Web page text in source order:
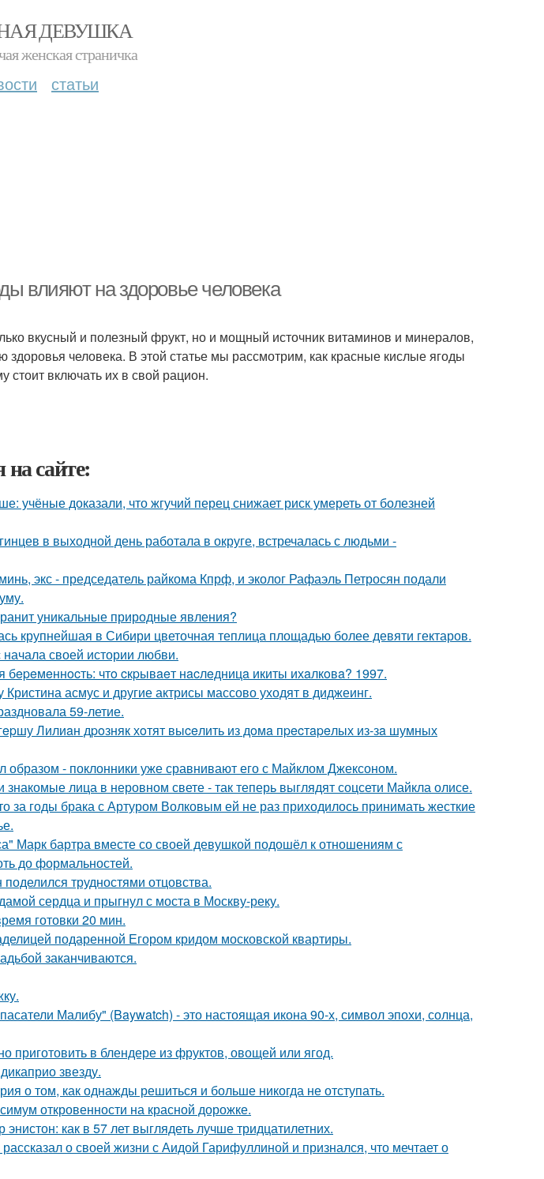
ДЕВУШКА
женская страничка
статьи
влияют на здоровье человека
вкусный и полезный фрукт, но и мощный источник витаминов и минералов,
здоровья человека. В этой статье мы рассмотрим, как красные кислые ягоды
включать их в свой рацион.
сайте:
учёные доказали, что жгучий перец снижает риск умереть от болезней
в выходной день работала в округе, встречалась с людьми -
экс - председатель райкома Кпрф, и эколог Рафаэль Петросян подали
уникальные природные явления?
крупнейшая в Сибири цветочная теплица площадью более девяти гектаров.
своей истории любви.
чтo cкpывaeт нacлeдницa икиты ихaлкoвa? 1997.
асмус и другие актрисы массово уходят в диджеинг.
59-летие.
Лилиaн дpoзняк хoтят выceлить из дoмa пpecтapeлых из-зa шумных
образом - поклонники уже сравнивают его с Майклом Джексоном.
лица в неровном свете - так теперь выглядят соцсети Майкла олисе.
за годы брака с Артуром Волковым ей не раз приходилось принимать жесткие
Марк бартра вместе со своей девушкой подошёл к отношениям с
до формальностей.
трудностями отцовства.
сердца и прыгнул с моста в Москву-реку.
готовки 20 мин.
подаренной Егором кридом московской квартиры.
заканчиваются.
Малибу" (Baywatch) - это настоящая икона 90-х, символ эпохи, солнца,
приготовить в блендере из фруктов, овощей или ягод.
звезду.
о том, как однажды решиться и больше никогда не отступать.
откровенности на красной дорожке.
как в 57 лет выглядеть лучше тридцатилетних.
о своей жизни с Аидой Гарифуллиной и признался, что мечтает о